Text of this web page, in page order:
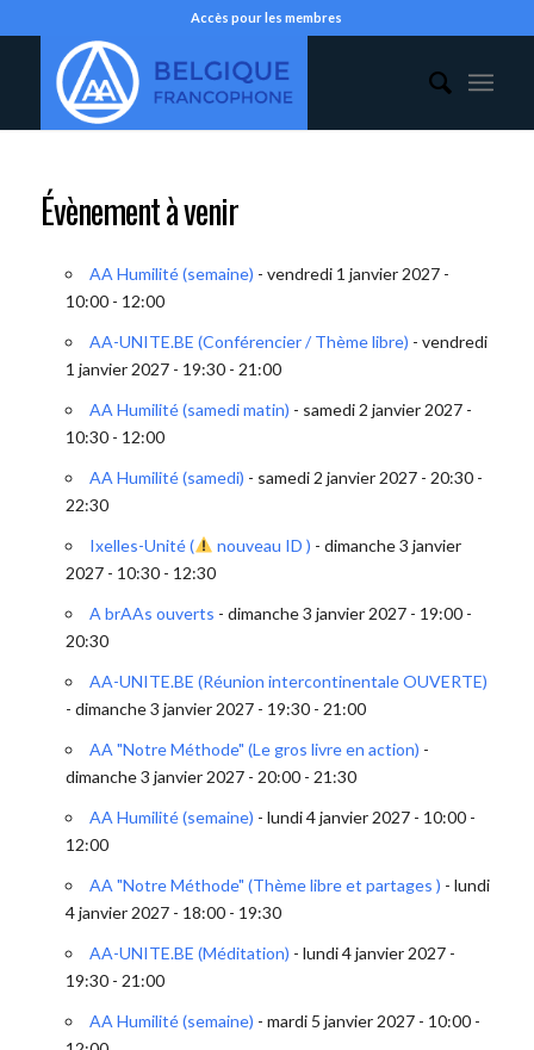
Accès pour les membres
Évènement à venir
AA Humilité (semaine) - vendredi 1 janvier 2027 -
10:00 - 12:00
AA-UNITE.BE (Conférencier / Thème libre) - vendredi
1 janvier 2027 - 19:30 - 21:00
AA Humilité (samedi matin) - samedi 2 janvier 2027 -
10:30 - 12:00
AA Humilité (samedi) - samedi 2 janvier 2027 - 20:30 -
22:30
Ixelles-Unité (
nouveau ID ) - dimanche 3 janvier
2027 - 10:30 - 12:30
A brAAs ouverts - dimanche 3 janvier 2027 - 19:00 -
20:30
AA-UNITE.BE (Réunion intercontinentale OUVERTE)
- dimanche 3 janvier 2027 - 19:30 - 21:00
AA "Notre Méthode" (Le gros livre en action) -
dimanche 3 janvier 2027 - 20:00 - 21:30
AA Humilité (semaine) - lundi 4 janvier 2027 - 10:00 -
12:00
AA "Notre Méthode" (Thème libre et partages ) - lundi
4 janvier 2027 - 18:00 - 19:30
AA-UNITE.BE (Méditation) - lundi 4 janvier 2027 -
19:30 - 21:00
AA Humilité (semaine) - mardi 5 janvier 2027 - 10:00 -